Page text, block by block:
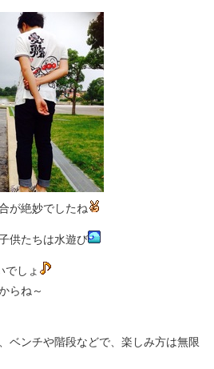
が絶妙でしたね
供たちは水遊び
でしょ
らね～
ベンチや階段などで、楽しみ方は無限